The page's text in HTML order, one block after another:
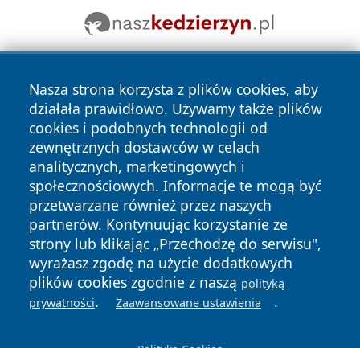
Nasza strona korzysta z plików cookies, aby
działała prawidłowo. Używamy także plików
cookies i podobnych technologii od
zewnętrznych dostawców w celach
analitycznych, marketingowych i
społecznościowych. Informacje te mogą być
przetwarzane również przez naszych
partnerów. Kontynuując korzystanie ze
strony lub klikając „Przechodzę do serwisu",
wyrażasz zgodę na użycie dodatkowych
plików cookies zgodnie z naszą polityką
prywatności. Zaawansowane ustawienia .
Copyright © 2026 irybnik.pl Wszystkie prawa zastrzeżone.
News Autorzy
Polityka
Prywatności
Polityka
Cookies